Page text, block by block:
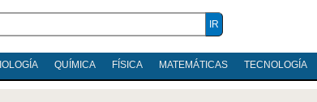
QUÍMICA FÍSICA MATEMÁTICAS TECNOLOGÍA